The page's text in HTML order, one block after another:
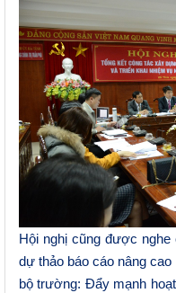
Hội nghị cũng được
dự thảo báo cáo nâng
bộ trường: Đẩy mạnh